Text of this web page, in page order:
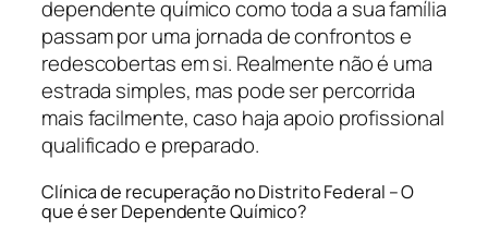
dependente químico como toda a sua família
passam por uma jornada de confrontos e
redescobertas em si. Realmente não é uma
estrada simples, mas pode ser percorrida
mais facilmente, caso haja apoio profissional
qualificado e preparado.
Clínica de recuperação no Distrito Federal – O
que é ser Dependente Químico?